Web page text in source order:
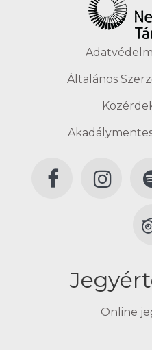
Általános
Online